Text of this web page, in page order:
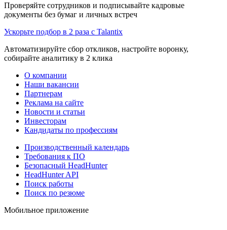
Проверяйте сотрудников и подписывайте кадровые
документы без бумаг и личных встреч
Ускорьте подбор в 2 раза с Talantix
Автоматизируйте сбор откликов, настройте воронку,
собирайте аналитику в 2 клика
О компании
Наши вакансии
Партнерам
Реклама на сайте
Новости и статьи
Инвесторам
Кандидаты по профессиям
Производственный календарь
Требования к ПО
Безопасный HeadHunter
HeadHunter API
Поиск работы
Поиск по резюме
Мобильное приложение